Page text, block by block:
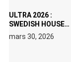
ULTRA 2026 :
SWEDISH HOUSE
MAFIA RETROUVE
ERIC PRYDZ DANS
mars 30, 2026